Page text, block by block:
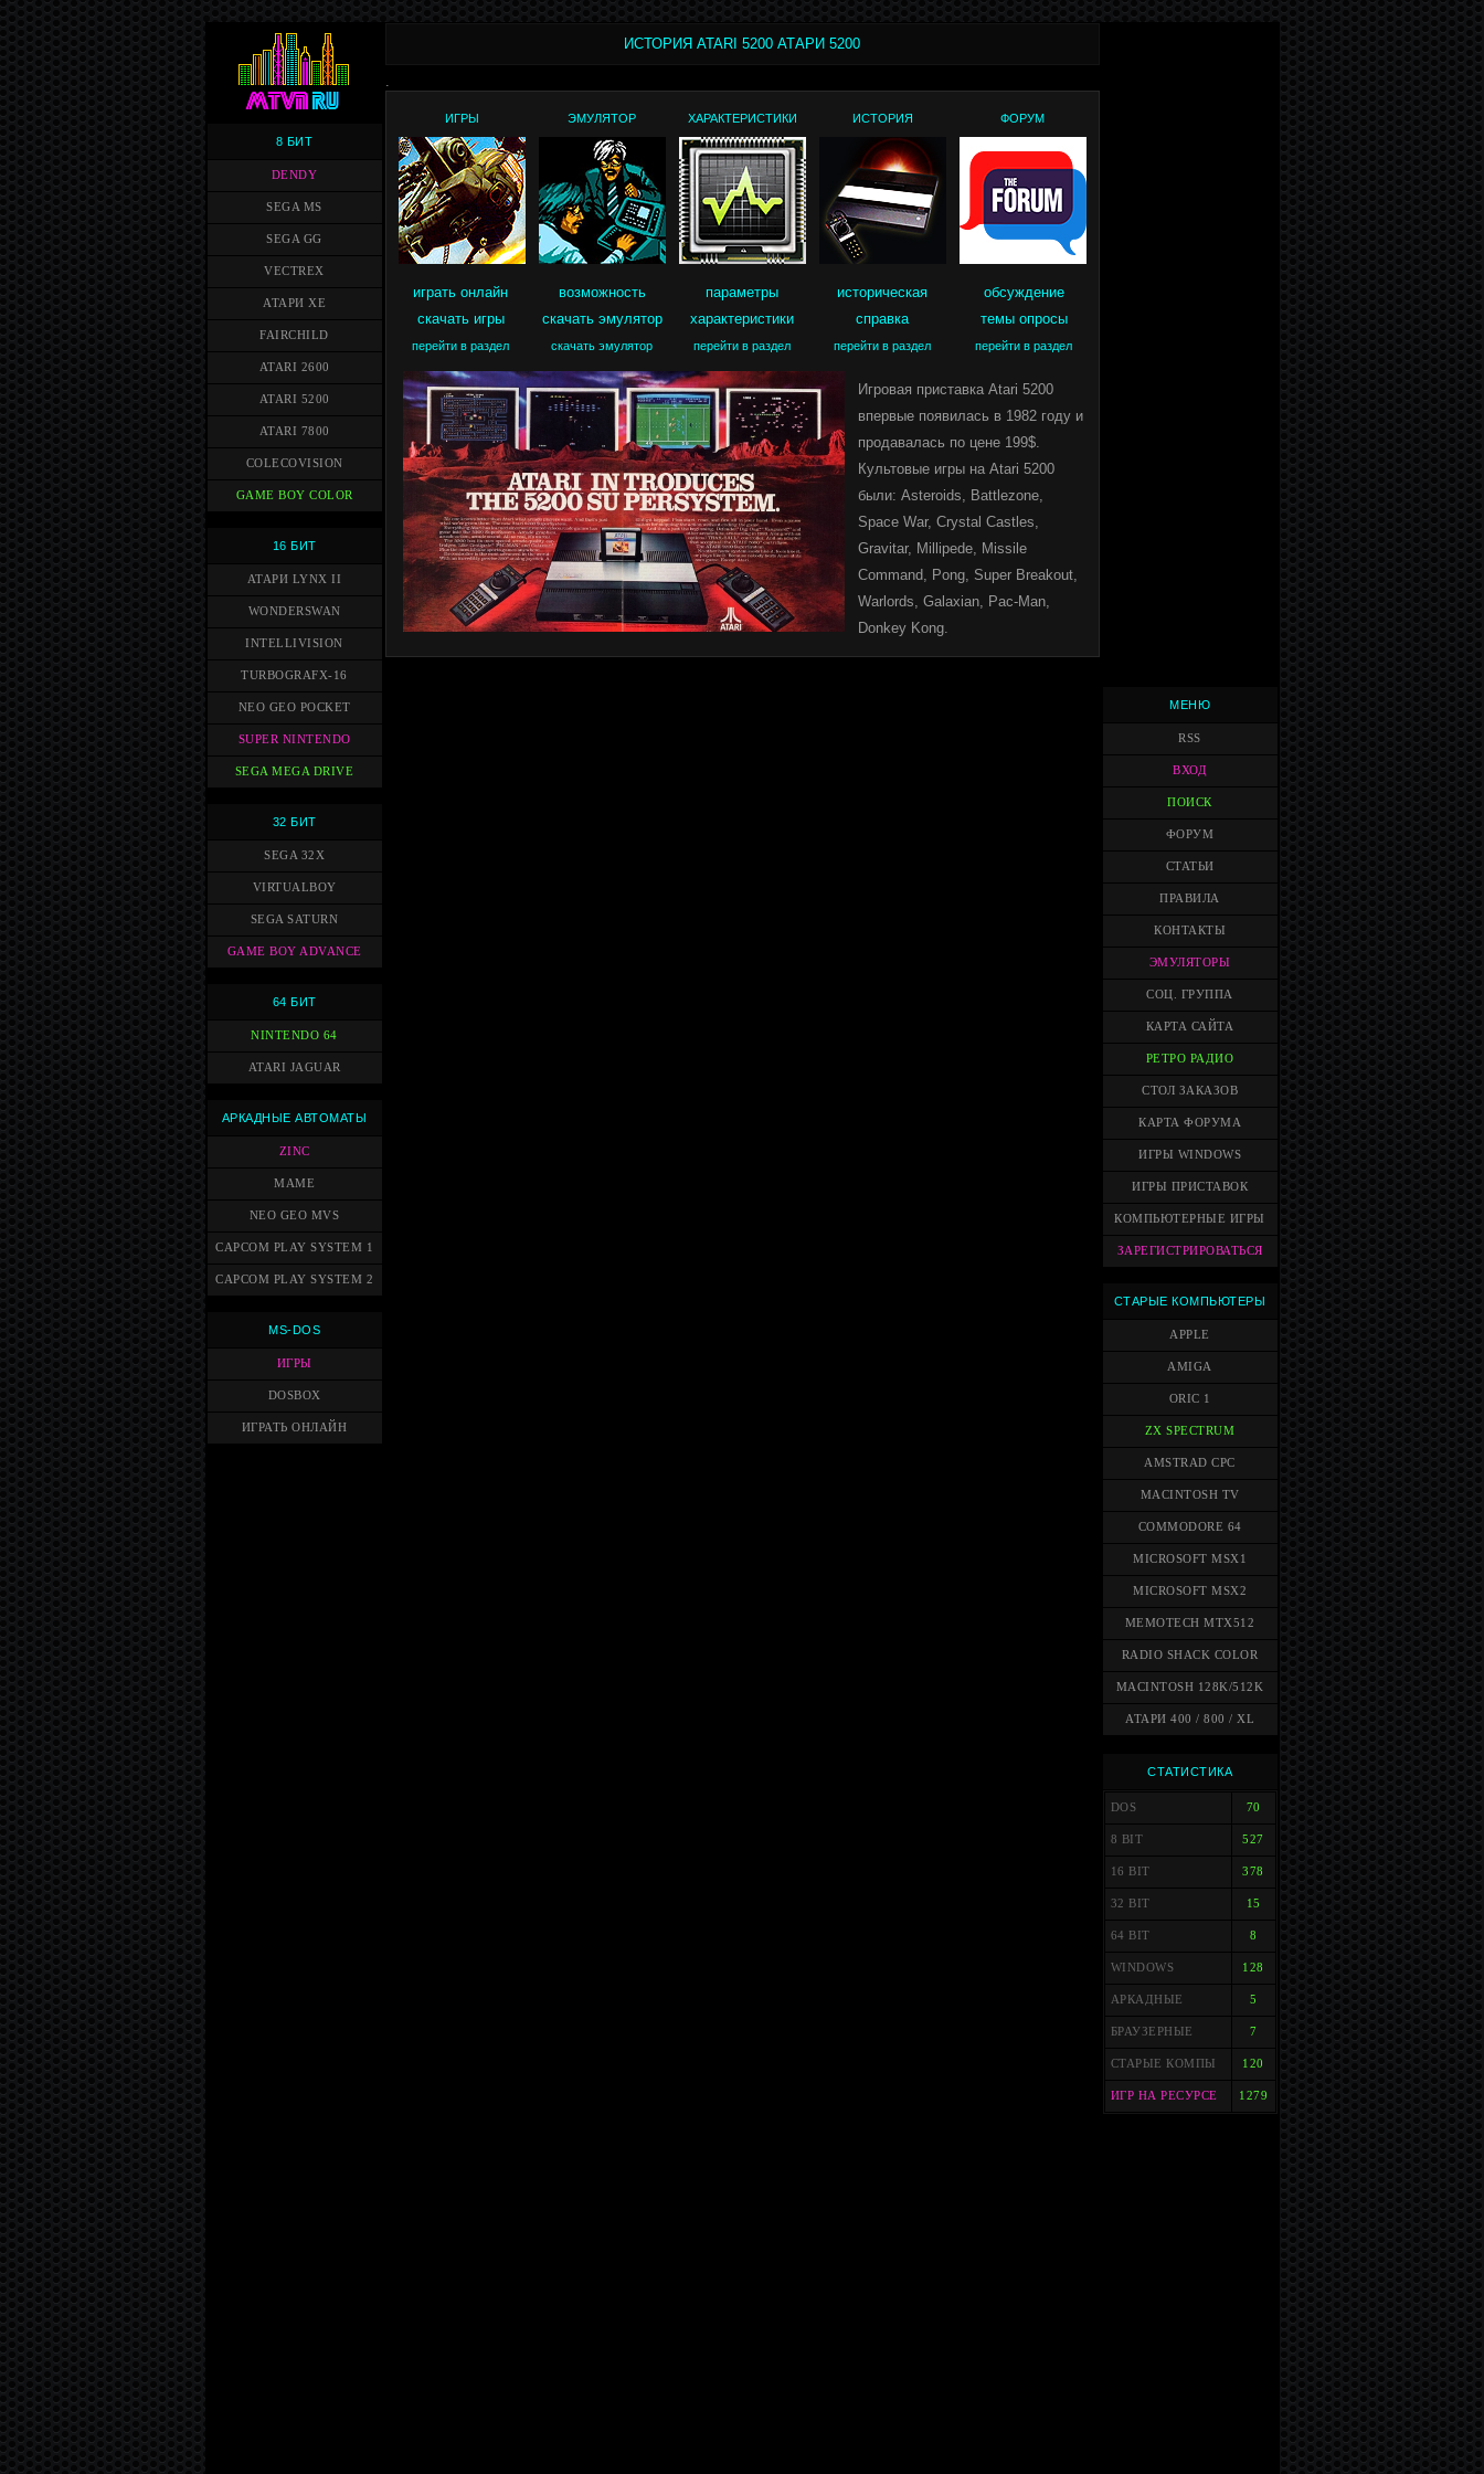
8 БИТ
DENDY
SEGA MS
SEGA GG
VECTREX
АТАРИ XE
FAIRCHILD
ATARI 2600
ATARI 5200
ATARI 7800
COLECOVISION
GAME BOY COLOR
16 БИТ
АТАРИ LYNX II
WONDERSWAN
INTELLIVISION
TURBOGRAFX-16
NEO GEO POCKET
SUPER NINTENDO
SEGA MEGA DRIVE
32 БИТ
SEGA 32X
VIRTUALBOY
SEGA SATURN
GAME BOY ADVANCE
64 БИТ
NINTENDO 64
ATARI JAGUAR
АРКАДНЫЕ АВТОМАТЫ
ZINC
MAME
NEO GEO MVS
CAPCOM PLAY SYSTEM 1
CAPCOM PLAY SYSTEM 2
MS-DOS
ИГРЫ
DOSBOX
ИГРАТЬ ОНЛАЙН
ИСТОРИЯ ATARI 5200 АТАРИ 5200
.
ИГРЫ ЭМУЛЯТОР ХАРАКТЕРИСТИКИ ИСТОРИЯ ФОРУМ
играть онлайн
скачать игры
перейти в раздел
возможность
скачать эмулятор
скачать эмулятор
параметры
характеристики
перейти в раздел
историческая
справка
перейти в раздел
обсуждение
темы опросы
перейти в раздел
Игровая приставка Atari 5200
впервые появилась в 1982 году и
продавалась по цене 199$.
Культовые игры на Atari 5200
были: Asteroids, Battlezone,
Space War, Crystal Castles,
Gravitar, Millipede, Missile
Command, Pong, Super Breakout,
Warlords, Galaxian, Pac-Man,
Donkey Kong.
МЕНЮ
RSS
ВХОД
ПОИСК
ФОРУМ
СТАТЬИ
ПРАВИЛА
КОНТАКТЫ
ЭМУЛЯТОРЫ
СОЦ. ГРУППА
КАРТА САЙТА
РЕТРО РАДИО
СТОЛ ЗАКАЗОВ
КАРТА ФОРУМА
ИГРЫ WINDOWS
ИГРЫ ПРИСТАВОК
КОМПЬЮТЕРНЫЕ ИГРЫ
ЗАРЕГИСТРИРОВАТЬСЯ
СТАРЫЕ КОМПЬЮТЕРЫ
APPLE
AMIGA
ORIC 1
ZX SPECTRUM
AMSTRAD CPC
MACINTOSH TV
COMMODORE 64
MICROSOFT MSX1
MICROSOFT MSX2
MEMOTECH MTX512
RADIO SHACK COLOR
MACINTOSH 128K/512K
АТАРИ 400 / 800 / XL
СТАТИСТИКА
DOS 70
8 BIT 527
16 BIT 378
32 BIT 15
64 BIT 8
WINDOWS 128
АРКАДНЫЕ 5
БРАУЗЕРНЫЕ 7
СТАРЫЕ КОМПЫ 120
ИГР НА РЕСУРСЕ 1279